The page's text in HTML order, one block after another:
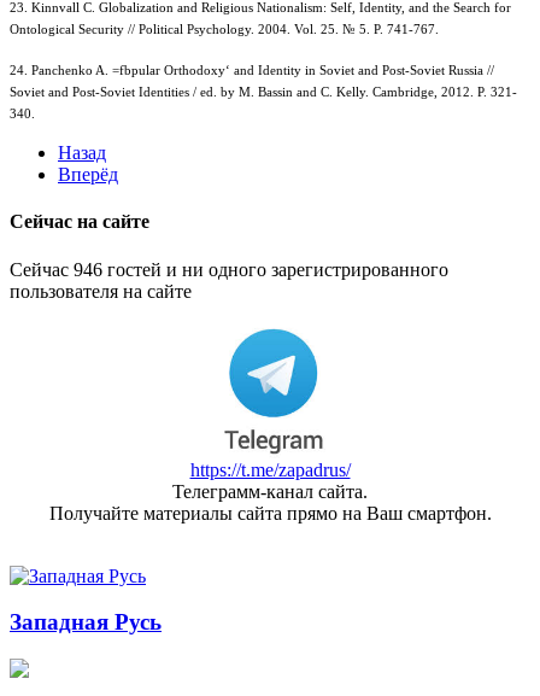
23. Kinnvall C. Globalization and Religious Nationalism: Self, Identity, and the Search for
Ontological Security // Political Psychology. 2004. Vol. 25. № 5. P. 741-767.
24. Panchenko A. =fbpular Orthodoxy‘ and Identity in Soviet and Post-Soviet Russia //
Soviet and Post-Soviet Identities / ed. by M. Bassin and C. Kelly. Cambridge, 2012. P. 321-
340.
Назад
Вперёд
Сейчас на сайте
Сейчас 946 гостей и ни одного зарегистрированного
пользователя на сайте
https://t.me/zapadrus/
Телеграмм-канал сайта.
Получайте материалы сайта прямо на Ваш смартфон.
Западная Русь